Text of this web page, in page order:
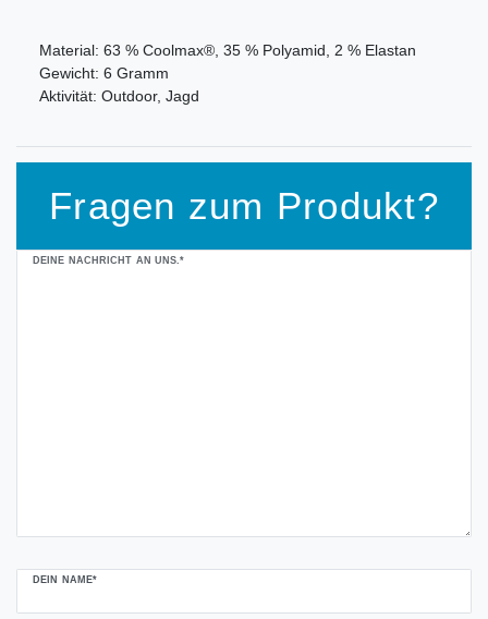
Material: 63 % Coolmax®, 35 % Polyamid, 2 % Elastan
Gewicht: 6 Gramm
Aktivität: Outdoor, Jagd
Fragen zum Produkt?
DEINE NACHRICHT AN UNS.*
DEIN NAME*
Ceres::Template.mailFormHoneypotLabel